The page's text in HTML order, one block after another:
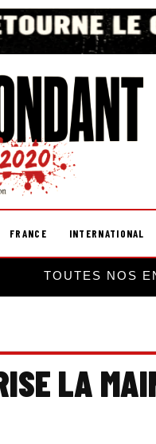
FRANCE INTERNATIONAL
TOUTES NOS
LA